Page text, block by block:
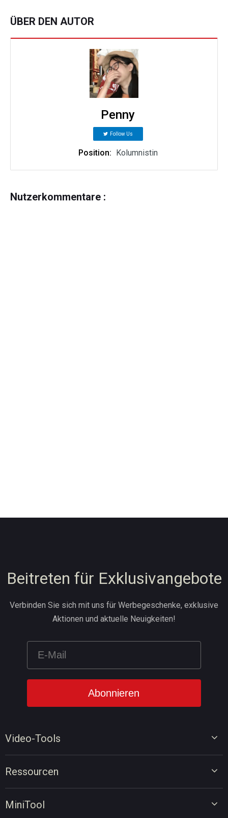
ÜBER DEN AUTOR
Penny
Follow Us
Position: Kolumnistin
Nutzerkommentare :
Video-Tools
Ressourcen
MiniTool
Beitreten für Exklusivangebote
Verbinden Sie sich mit uns für Werbegeschenke, exklusive
Aktionen und aktuelle Neuigkeiten!